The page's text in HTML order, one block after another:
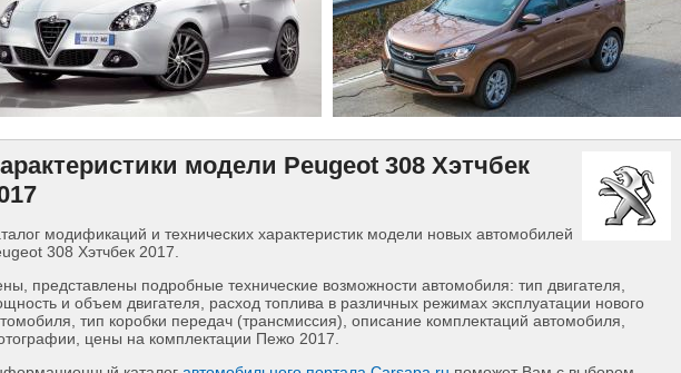
модели Peugeot 308 Хэтчбек
модификаций и технических характеристик модели новых автомобилей
308 Хэтчбек 2017.
представлены подробные технические возможности автомобиля: тип двигателя,
и объем двигателя, расход топлива в различных режимах эксплуатации нового
тип коробки передач (трансмиссия), описание комплектаций автомобиля,
цены на комплектации Пежо 2017.